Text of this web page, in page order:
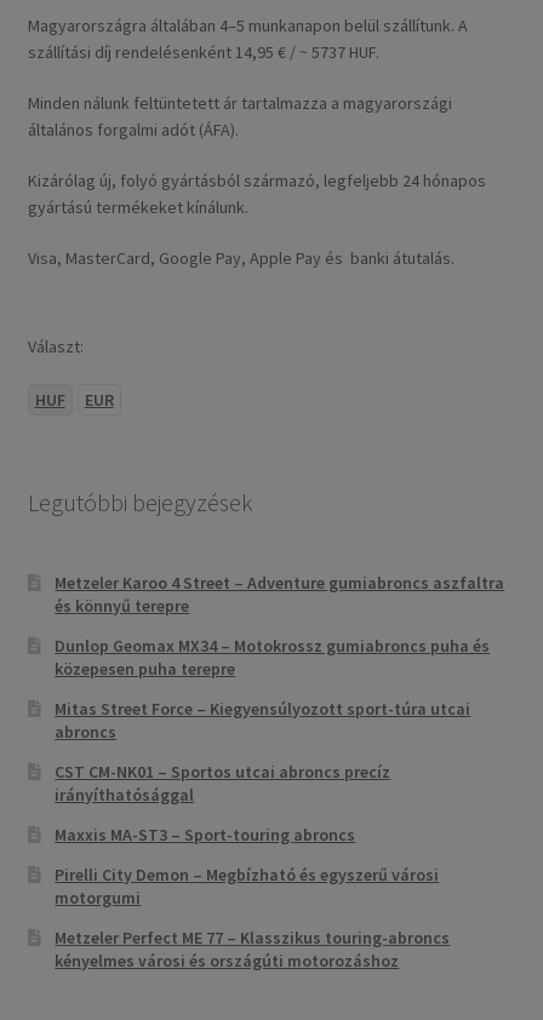
Magyarországra általában 4–5 munkanapon belül szállítunk. A
szállítási díj rendelésenként 14,95 € / ~ 5737 HUF.
Minden nálunk feltüntetett ár tartalmazza a magyarországi
általános forgalmi adót (ÁFA).
Kizárólag új, folyó gyártásból származó, legfeljebb 24 hónapos
gyártású termékeket kínálunk.
Visa, MasterCard, Google Pay, Apple Pay és banki átutalás.
Választ:
HUF EUR
Legutóbbi bejegyzések
Metzeler Karoo 4 Street – Adventure gumiabroncs aszfaltra
és könnyű terepre
Dunlop Geomax MX34 – Motokrossz gumiabroncs puha és
közepesen puha terepre
Mitas Street Force – Kiegyensúlyozott sport-túra utcai
abroncs
CST CM-NK01 – Sportos utcai abroncs precíz
irányíthatósággal
Maxxis MA-ST3 – Sport-touring abroncs
Pirelli City Demon – Megbízható és egyszerű városi
motorgumi
Metzeler Perfect ME 77 – Klasszikus touring-abroncs
kényelmes városi és országúti motorozáshoz